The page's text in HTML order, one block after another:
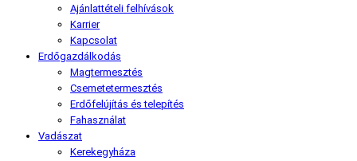
Ajánlattételi felhívások
Karrier
Kapcsolat
Erdőgazdálkodás
Magtermesztés
Csemetetermesztés
Erdőfelújítás és telepítés
Fahasználat
Vadászat
Kerekegyháza